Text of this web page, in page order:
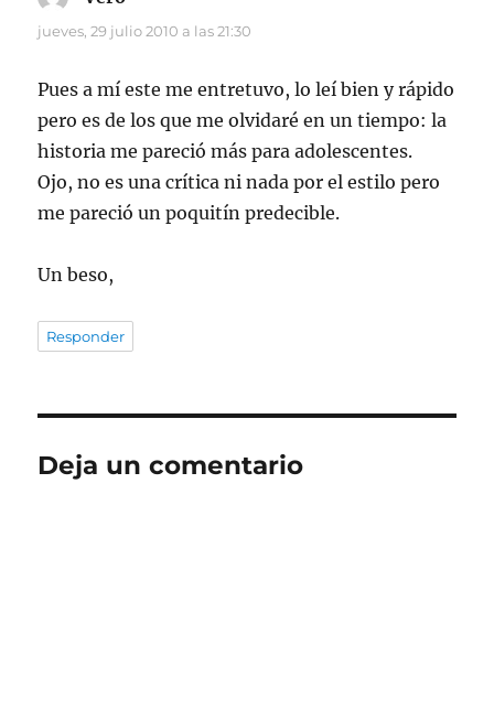
jueves, 29 julio 2010 a las 21:30
Pues a mí este me entretuvo, lo leí bien y rápido
pero es de los que me olvidaré en un tiempo: la
historia me pareció más para adolescentes.
Ojo, no es una crítica ni nada por el estilo pero
me pareció un poquitín predecible.
Un beso,
Responder
Deja un comentario